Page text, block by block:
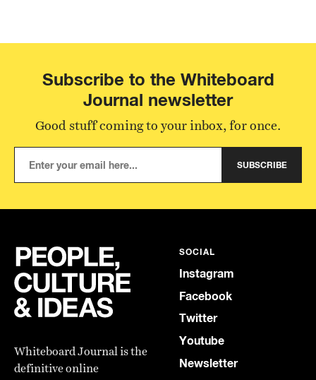
Subscribe to the Whiteboard
Journal newsletter
Good stuff coming to your inbox, for once.
SUBSCRIBE
Whiteboard Journal is the
definitive online
SOCIAL
Instagram
Facebook
Twitter
Youtube
Newsletter